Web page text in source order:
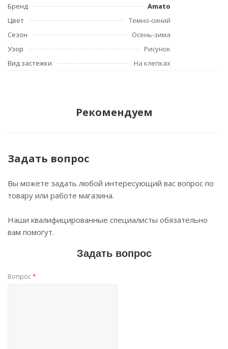
Бренд
Amato
Цвет
Темно-синий
Сезон
Осень-зима
Узор
Рисунок
Вид застежки
На клепках
Рекомендуем
Задать вопрос
Вы можете задать любой интересующий вас вопрос по
товару или работе магазина.
Наши квалифицированные специалисты обязательно
вам помогут.
Задать вопрос
Вопрос*